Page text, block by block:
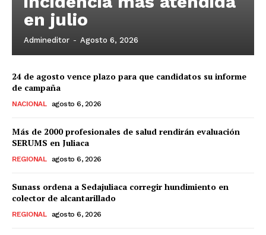
en julio
Admineditor - Agosto 6, 2026
24 de agosto vence plazo para que candidatos su informe
de campaña
NACIONAL agosto 6, 2026
Más de 2000 profesionales de salud rendirán evaluación
SERUMS en Juliaca
REGIONAL agosto 6, 2026
Sunass ordena a Sedajuliaca corregir hundimiento en
colector de alcantarillado
REGIONAL agosto 6, 2026